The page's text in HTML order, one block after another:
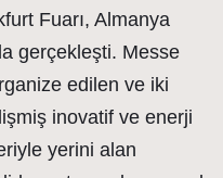
Fuarı, Almanya
gerçekleşti. Messe
edilen ve iki
inovatif ve enerji
yerini alan